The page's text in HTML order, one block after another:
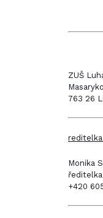
ZUŠ
763 26
Monika
ředitelka
+420